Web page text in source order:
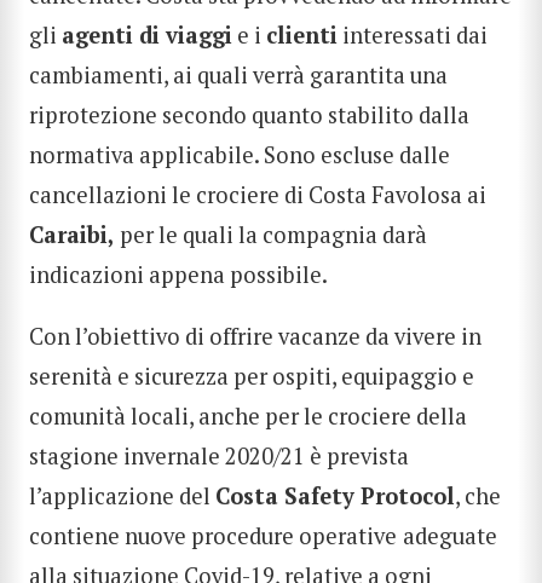
gli agenti di viaggi e i clienti interessati dai
cambiamenti, ai quali verrà garantita una
riprotezione secondo quanto stabilito dalla
normativa applicabile. Sono escluse dalle
cancellazioni le crociere di Costa Favolosa ai
Caraibi, per le quali la compagnia darà
indicazioni appena possibile.
Con l’obiettivo di offrire vacanze da vivere in
serenità e sicurezza per ospiti, equipaggio e
comunità locali, anche per le crociere della
stagione invernale 2020/21 è prevista
l’applicazione del Costa Safety Protocol, che
contiene nuove procedure operative adeguate
alla situazione Covid-19, relative a ogni